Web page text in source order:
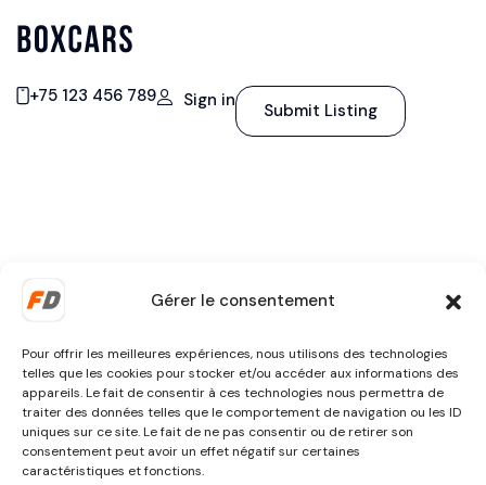
Gérer le consentement
Pour offrir les meilleures expériences, nous utilisons des technologies
telles que les cookies pour stocker et/ou accéder aux informations des
appareils. Le fait de consentir à ces technologies nous permettra de
traiter des données telles que le comportement de navigation ou les ID
uniques sur ce site. Le fait de ne pas consentir ou de retirer son
consentement peut avoir un effet négatif sur certaines
caractéristiques et fonctions.
+75 123 456 789 Sign in Submit Listing